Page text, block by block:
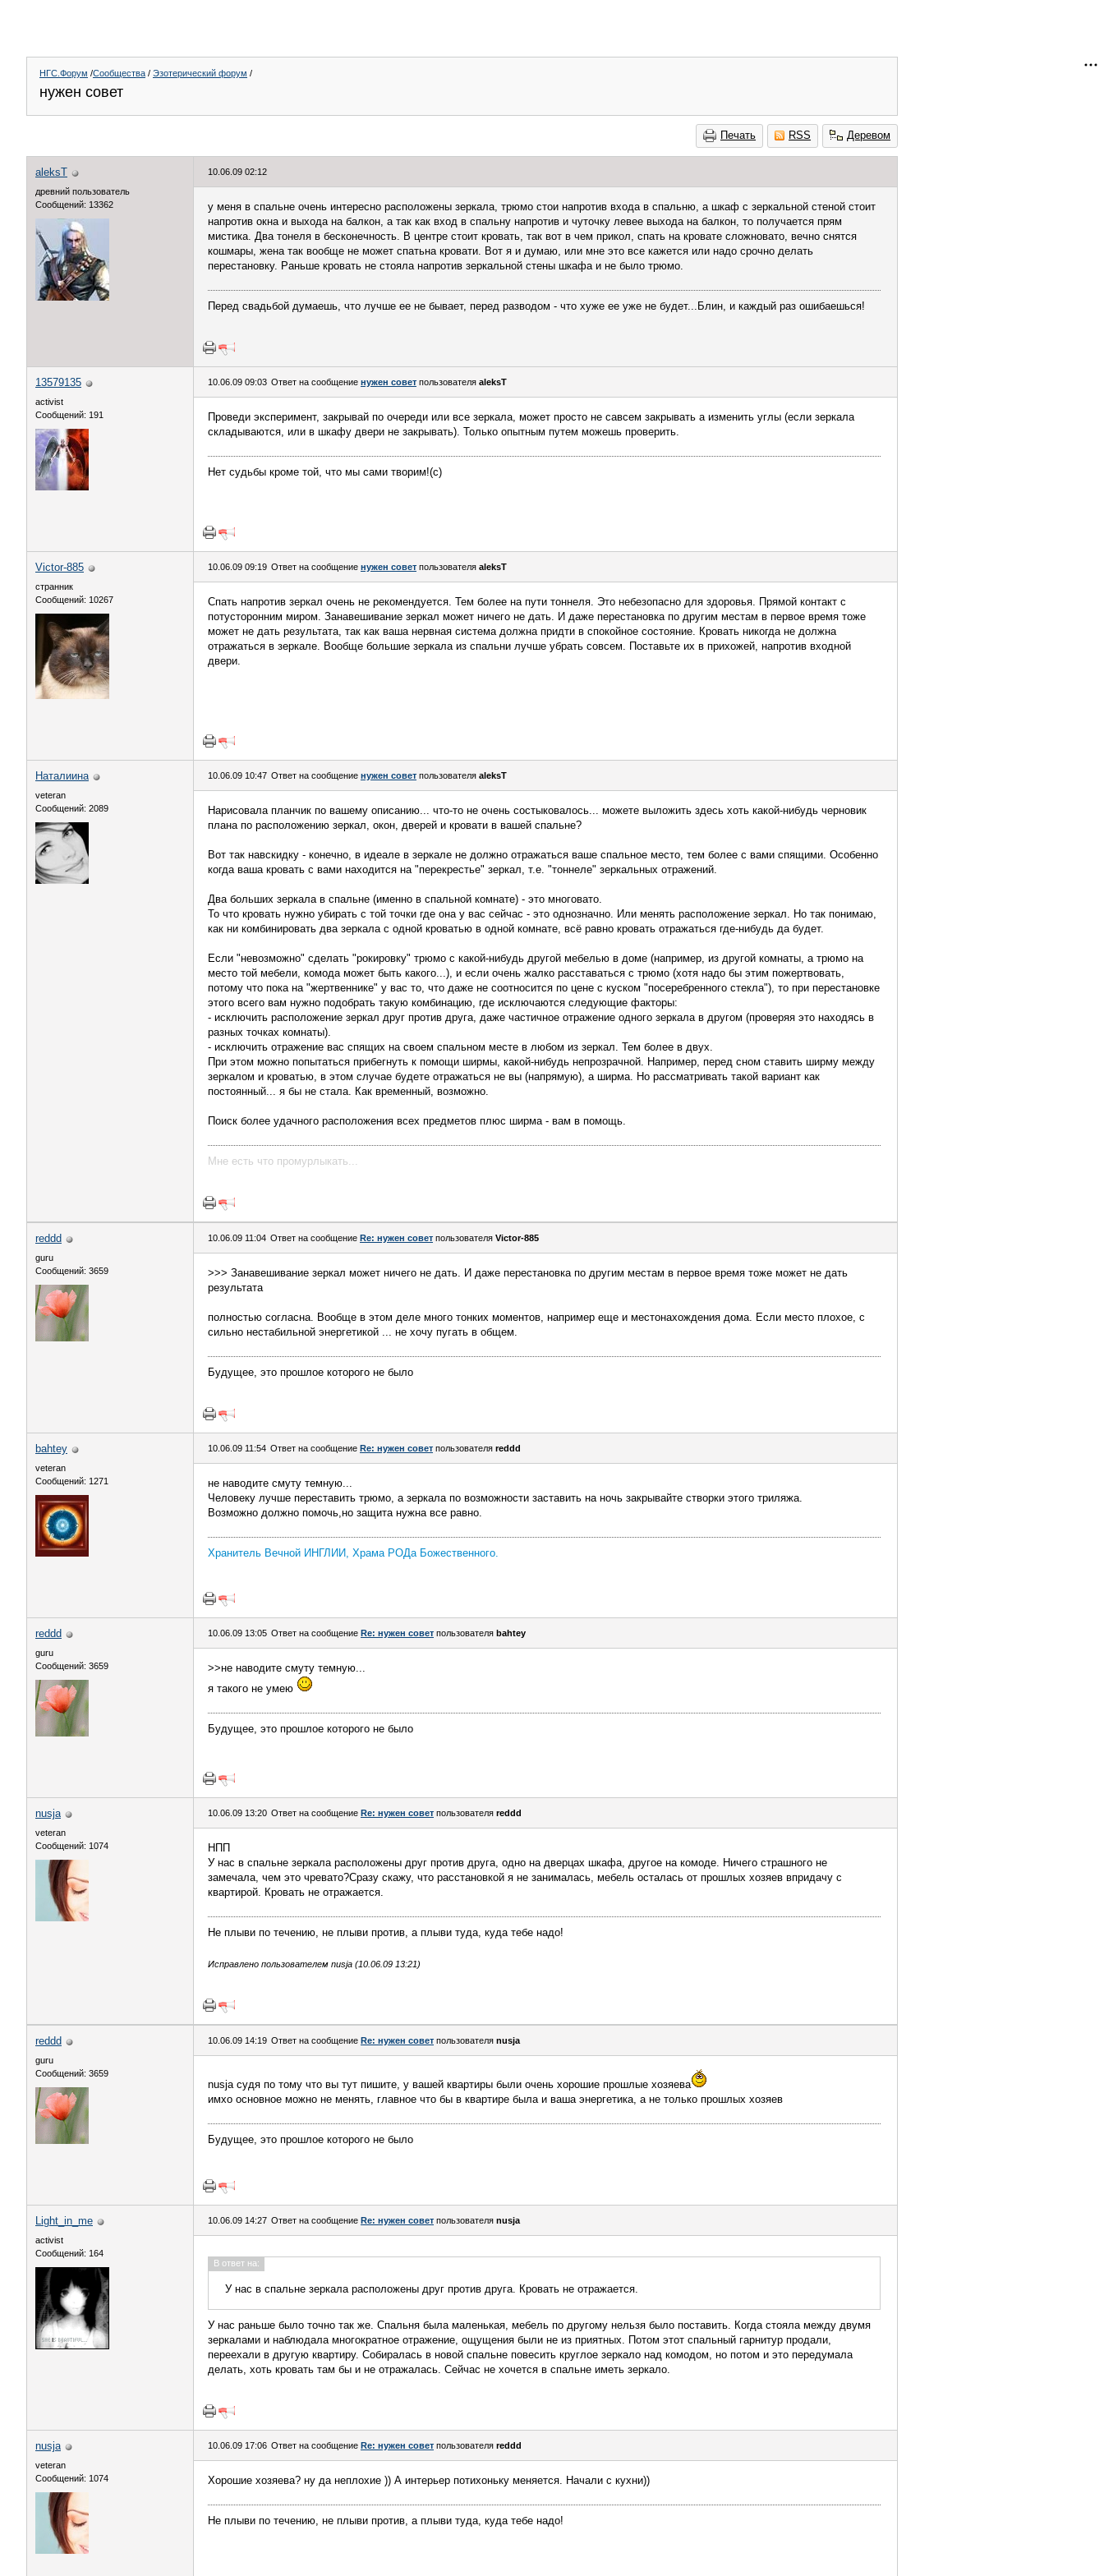
НГС.Форум /Сообщества / Эзотерический форум /
нужен совет
Печать RSS Деревом
aleksT
древний пользователь
Сообщений: 13362
10.06.09 02:12
у меня в спальне очень интересно расположены зеркала, трюмо стои напротив входа в спальню, а шкаф с зеркальной стеной стоит
напротив окна и выхода на балкон, а так как вход в спальну напротив и чуточку левее выхода на балкон, то получается прям
мистика. Два тонеля в бесконечность. В центре стоит кровать, так вот в чем прикол, спать на кровате сложновато, вечно снятся
кошмары, жена так вообще не может спатьна кровати. Вот я и думаю, или мне это все кажется или надо срочно делать
перестановку. Раньше кровать не стояла напротив зеркальной стены шкафа и не было трюмо.
Перед свадьбой думаешь, что лучше ее не бывает, перед разводом - что хуже ее уже не будет...Блин, и каждый раз ошибаешься!
13579135
activist
Сообщений: 191
10.06.09 09:03 Ответ на сообщение нужен совет пользователя aleksT
Проведи эксперимент, закрывай по очереди или все зеркала, может просто не савсем закрывать а изменить углы (если зеркала
складываются, или в шкафу двери не закрывать). Только опытным путем можешь проверить.
Нет судьбы кроме той, что мы сами творим!(c)
Victor-885
странник
Сообщений: 10267
10.06.09 09:19 Ответ на сообщение нужен совет пользователя aleksT
Спать напротив зеркал очень не рекомендуется. Тем более на пути тоннеля. Это небезопасно для здоровья. Прямой контакт с
потусторонним миром. Занавешивание зеркал может ничего не дать. И даже перестановка по другим местам в первое время тоже
может не дать результата, так как ваша нервная система должна придти в спокойное состояние. Кровать никогда не должна
отражаться в зеркале. Вообще большие зеркала из спальни лучше убрать совсем. Поставьте их в прихожей, напротив входной
двери.
Наталиина
veteran
Сообщений: 2089
10.06.09 10:47 Ответ на сообщение нужен совет пользователя aleksT
Нарисовала планчик по вашему описанию... что-то не очень состыковалось... можете выложить здесь хоть какой-нибудь черновик
плана по расположению зеркал, окон, дверей и кровати в вашей спальне?
Вот так навскидку - конечно, в идеале в зеркале не должно отражаться ваше спальное место, тем более с вами спящими. Особенно
когда ваша кровать с вами находится на "перекрестье" зеркал, т.е. "тоннеле" зеркальных отражений.
Два больших зеркала в спальне (именно в спальной комнате) - это многовато.
То что кровать нужно убирать с той точки где она у вас сейчас - это однозначно. Или менять расположение зеркал. Но так понимаю,
как ни комбинировать два зеркала с одной кроватью в одной комнате, всё равно кровать отражаться где-нибудь да будет.
Если "невозможно" сделать "рокировку" трюмо с какой-нибудь другой мебелью в доме (например, из другой комнаты, а трюмо на
место той мебели, комода может быть какого...), и если очень жалко расставаться с трюмо (хотя надо бы этим пожертвовать,
потому что пока на "жертвеннике" у вас то, что даже не соотносится по цене с куском "посеребренного стекла"), то при перестановке
этого всего вам нужно подобрать такую комбинацию, где исключаются следующие факторы:
- исключить расположение зеркал друг против друга, даже частичное отражение одного зеркала в другом (проверяя это находясь в
разных точках комнаты).
- исключить отражение вас спящих на своем спальном месте в любом из зеркал. Тем более в двух.
При этом можно попытаться прибегнуть к помощи ширмы, какой-нибудь непрозрачной. Например, перед сном ставить ширму между
зеркалом и кроватью, в этом случае будете отражаться не вы (напрямую), а ширма. Но рассматривать такой вариант как
постоянный... я бы не стала. Как временный, возможно.
Поиск более удачного расположения всех предметов плюс ширма - вам в помощь.
Мне есть что промурлыкать...
reddd
guru
Сообщений: 3659
10.06.09 11:04 Ответ на сообщение Re: нужен совет пользователя Victor-885
>>> Занавешивание зеркал может ничего не дать. И даже перестановка по другим местам в первое время тоже может не дать
результата
полностью согласна. Вообще в этом деле много тонких моментов, например еще и местонахождения дома. Если место плохое, с
сильно нестабильной энергетикой ... не хочу пугать в общем.
Будущее, это прошлое которого не было
bahtey
veteran
Сообщений: 1271
10.06.09 11:54 Ответ на сообщение Re: нужен совет пользователя reddd
не наводите смуту темную...
Человеку лучше переставить трюмо, а зеркала по возможности заставить на ночь закрывайте створки этого триляжа.
Возможно должно помочь,но защита нужна все равно.
Хранитель Вечной ИНГЛИИ, Храма РОДа Божественного.
reddd
guru
Сообщений: 3659
10.06.09 13:05 Ответ на сообщение Re: нужен совет пользователя bahtey
>>не наводите смуту темную...
я такого не умею
Будущее, это прошлое которого не было
nusja
veteran
Сообщений: 1074
10.06.09 13:20 Ответ на сообщение Re: нужен совет пользователя reddd
НПП
У нас в спальне зеркала расположены друг против друга, одно на дверцах шкафа, другое на комоде. Ничего страшного не
замечала, чем это чревато?Сразу скажу, что расстановкой я не занималась, мебель осталась от прошлых хозяев впридачу с
квартирой. Кровать не отражается.
Не плыви по течению, не плыви против, а плыви туда, куда тебе надо!
Исправлено пользователем nusja (10.06.09 13:21)
reddd
guru
Сообщений: 3659
10.06.09 14:19 Ответ на сообщение Re: нужен совет пользователя nusja
nusja судя по тому что вы тут пишите, у вашей квартиры были очень хорошие прошлые хозяева
имхо основное можно не менять, главное что бы в квартире была и ваша энергетика, а не только прошлых хозяев
Будущее, это прошлое которого не было
Light_in_me
activist
Сообщений: 164
10.06.09 14:27 Ответ на сообщение Re: нужен совет пользователя nusja
В ответ на:
У нас в спальне зеркала расположены друг против друга. Кровать не отражается.
У нас раньше было точно так же. Спальня была маленькая, мебель по другому нельзя было поставить. Когда стояла между двумя
зеркалами и наблюдала многократное отражение, ощущения были не из приятных. Потом этот спальный гарнитур продали,
переехали в другую квартиру. Собиралась в новой спальне повесить круглое зеркало над комодом, но потом и это передумала
делать, хоть кровать там бы и не отражалась. Сейчас не хочется в спальне иметь зеркало.
nusja
veteran
Сообщений: 1074
10.06.09 17:06 Ответ на сообщение Re: нужен совет пользователя reddd
Хорошие хозяева? ну да неплохие )) А интерьер потихоньку меняется. Начали с кухни))
Не плыви по течению, не плыви против, а плыви туда, куда тебе надо!